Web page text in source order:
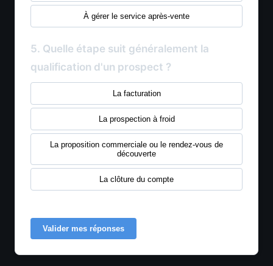
À gérer le service après-vente
5. Quelle étape suit généralement la
qualification d'un prospect ?
La facturation
La prospection à froid
La proposition commerciale ou le rendez-vous de
découverte
La clôture du compte
Valider mes réponses